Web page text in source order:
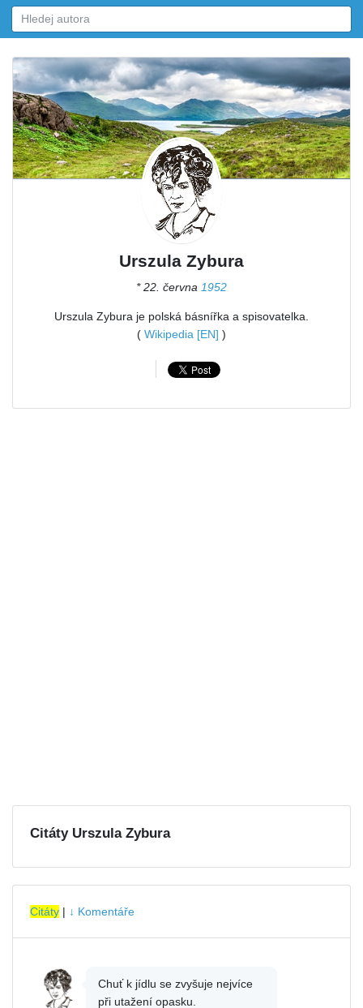
Urszula Zybura
* 22. června 1952
Urszula Zybura je polská básnířka a spisovatelka.
( Wikipedia [EN] )
Citáty Urszula Zybura
Citáty | ↓ Komentáře
Chuť k jídlu se zvyšuje nejvíce
při utažení opasku.